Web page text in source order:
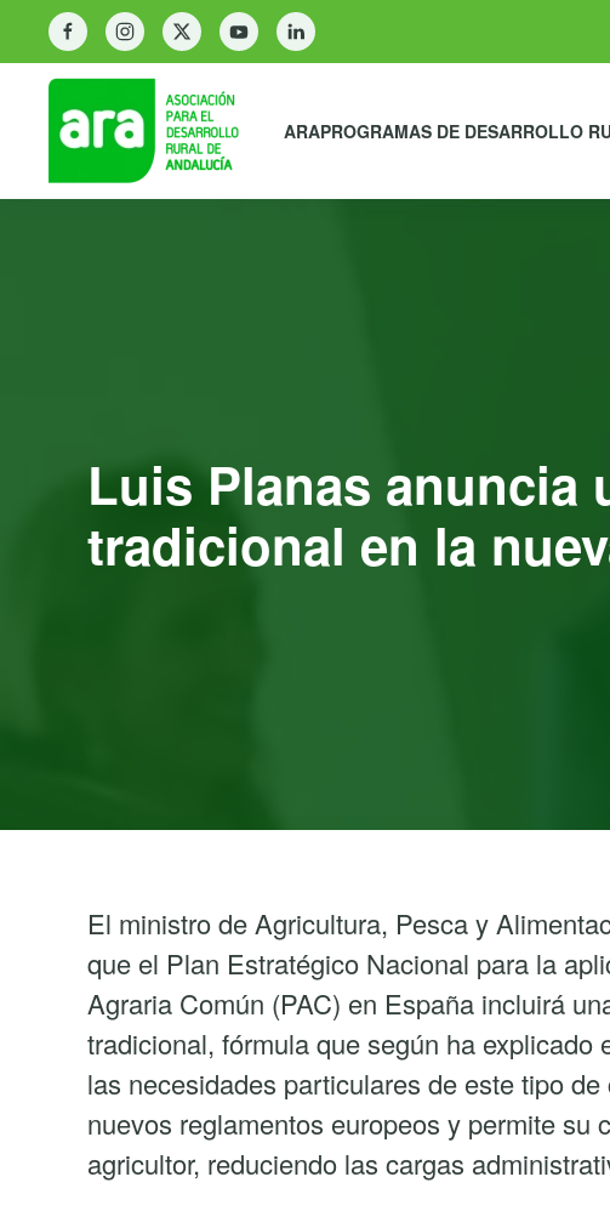
ARAPROGRAMAS DE DESARROLLO
Luis Planas anuncia
tradicional en la
El ministro de Agricultura, Pesca y
que el Plan Estratégico Nacional para la
Agraria Común (PAC) en España incluirá
tradicional, fórmula que según ha explicado
las necesidades particulares de este tipo
nuevos reglamentos europeos y permite su
agricultor, reduciendo las cargas